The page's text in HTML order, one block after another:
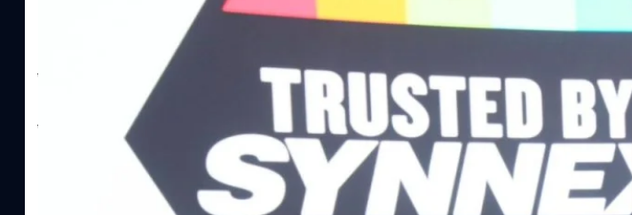
Recurring Revenue เร่งเครื่อง New Growth Engine พร้อมจ่ายปันผล 0.10
บริษัท ซินเน็ค (ประเทศไทย) จำกัด (มหาชน) หรือ SYNNEX โชว์ผลการดำเนินงานแข็งแกร่ง กำไรสุทธิ
ไตรมาส 2 และงวด 6 เดือนแรกของปี 2569 เติบโต 17.8% และ 17.7% จากช่วงเดียวกันของปีก่อน สูงกว่าการ
เติบโตของรายได้อย่างมีนัยสำคัญ พร้อมประกาศจ่ายเงินปันผลระหว่างกาล 0.10 บาทต่อหุ้น โดยกำหนดวันที่
ไม่ได้รับสิทธิปันผล (XD) วันที่ 19 สิงหาคม 2569 และกำหนดจ่ายเงินปันผลวันที่